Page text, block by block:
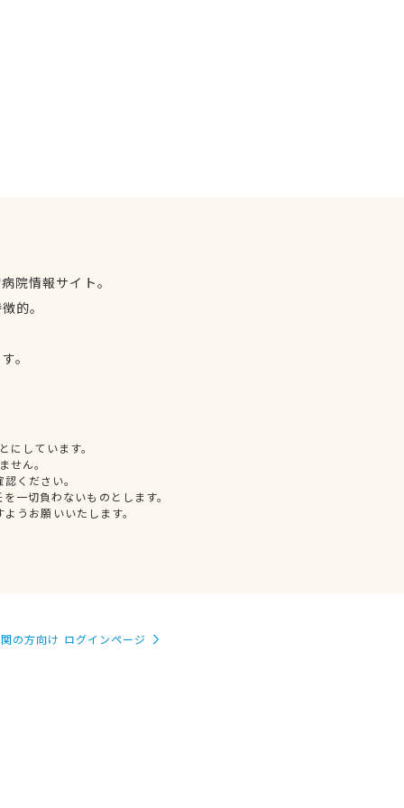
院情報サイト。
的。
。
しています。
せん。
ください。
一切負わないものとします。
うお願いいたします。
の方向け ログインページ